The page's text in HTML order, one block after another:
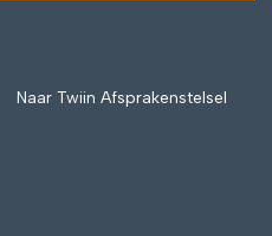
Naar Twiin Afsprakenstelsel